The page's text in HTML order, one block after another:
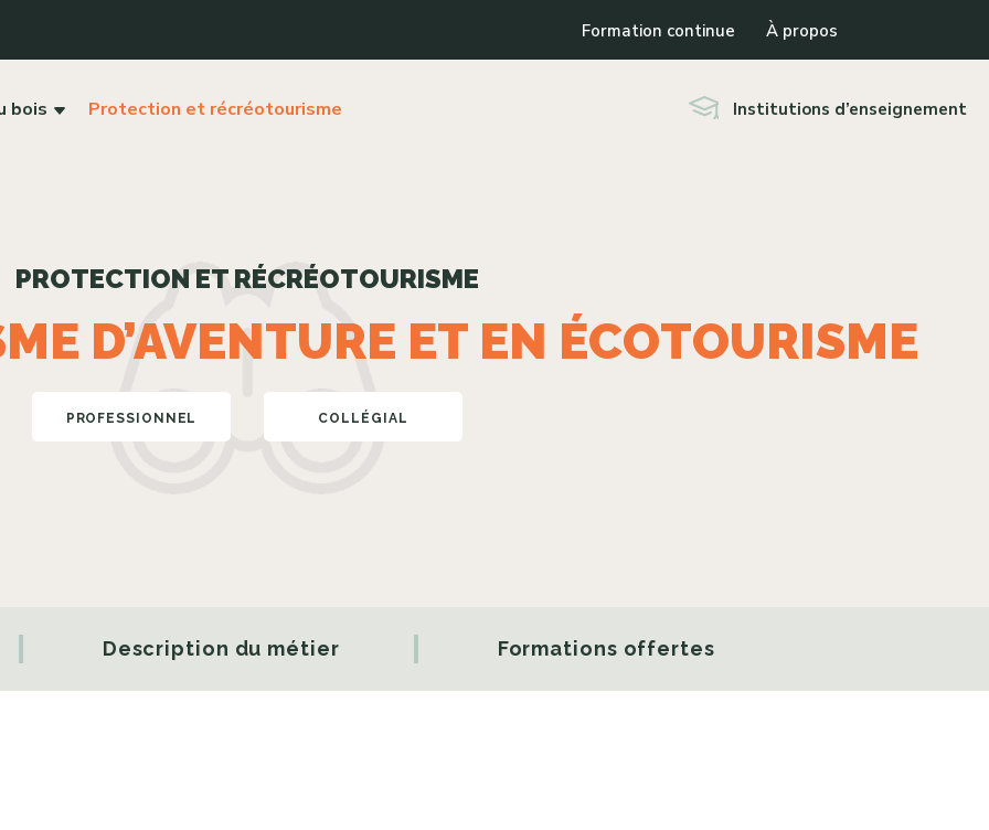
Formation continue À propos
bois Protection et récréotourisme Institutions d’enseignement
PROTECTION ET RÉCRÉOTOURISME
D’AVENTURE ET EN ÉCOTOURISME
PROFESSIONNEL COLLÉGIAL
Description du métier Formations offertes